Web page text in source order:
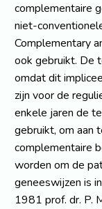
complementaire
niet-
Complementary
ook gebruikt. De
omdat dit
zijn voor de
enkele jaren de
gebruikt, om aan
complementaire
worden om de
geneeswijzen is
1981 prof. dr. P.